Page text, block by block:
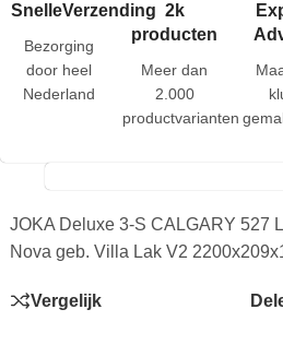
SnelleVerzending
Bezorging
door heel
Nederland
2k
producten
Meer dan
2.000
productvarianten
JOKA Deluxe 3-S CALGARY 527
Nova geb. Villa Lak V2
Vergelijk